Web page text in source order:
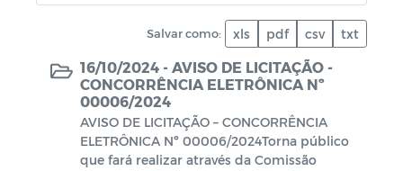
Avisos de Licitações
Aldir Blanc
Programa Municipal de Regularização
Fundiária
Salvar como: xls pdf csv txt
16/10/2024 - AVISO DE LICITAÇÃO -
CONCORRÊNCIA ELETRÔNICA Nº
00006/2024
AVISO DE LICITAÇÃO – CONCORRÊNCIA
ELETRÔNICA Nº 00006/2024Torna público
que fará realizar através da Comissão